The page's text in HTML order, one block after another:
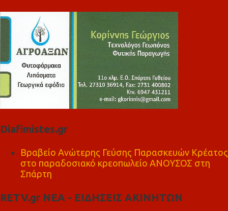
Diafimistes.gr
Βραβείο Ανώτερης Γεύσης Παρασκευών Κρέατος
στο παραδοσιακό κρεοπωλείο ΑΝΟΥΣΟΣ στη
Σπάρτη
RETV.gr ΝΕΑ - ΕΙΔΗΣΕΙΣ ΑΚΙΝΗΤΩΝ